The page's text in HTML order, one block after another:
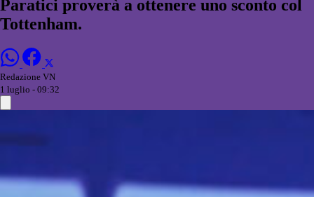
Paratici proverà a ottenere uno sconto col
Tottenham.
Redazione VN
1 luglio - 09:32